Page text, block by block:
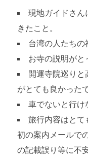
現地ガイドさん
きたこと。
台湾の人たちの
お寺の説明が
開運寺院巡り
がとても良かった
車でないと行け
旅行内容はとて
初の案内メールで
の記載誤り等に不